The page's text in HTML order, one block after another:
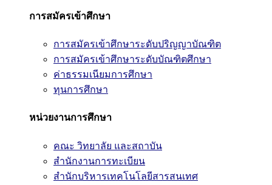
การสมัครเข้าศึกษา
การสมัครเข้าศึกษาระดับปริญญาบัณฑิต
การสมัครเข้าศึกษาระดับบัณฑิตศึกษา
ค่าธรรมเนียมการศึกษา
ทุนการศึกษา
หน่วยงานการศึกษา
คณะ วิทยาลัย และสถาบัน
สำนักงานการทะเบียน
สำนักบริหารเทคโนโลยีสารสนเทศ